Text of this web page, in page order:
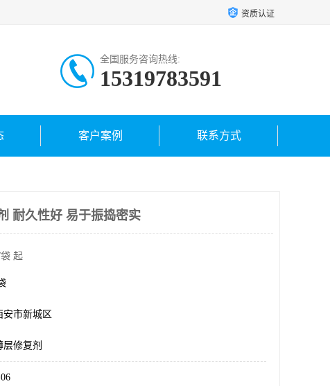
资质认证
全国服务咨询热线:
15319783591
客户案例 联系方式
耐久性好 易于振捣密实
起
安市新城区
层修复剂